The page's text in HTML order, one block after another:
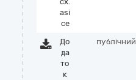
asi
ce
До
да
то
к
публічний